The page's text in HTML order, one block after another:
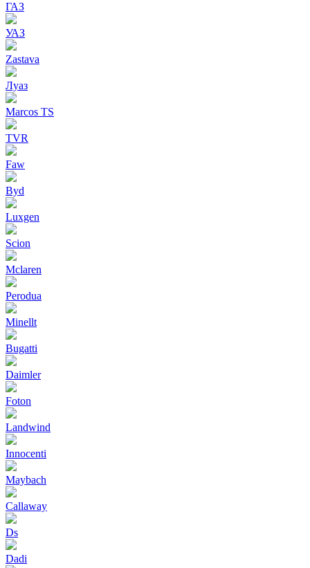
ГАЗ
УАЗ
Zastava
Луаз
Marcos TS
TVR
Faw
Byd
Luxgen
Scion
Mclaren
Perodua
Minellt
Bugatti
Daimler
Foton
Landwind
Innocenti
Maybach
Callaway
Ds
Dadi